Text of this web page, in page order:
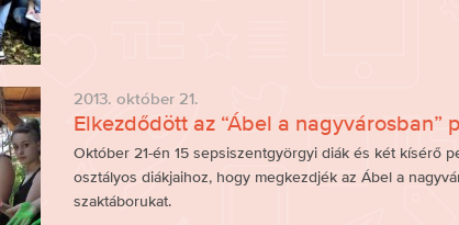
2013. október 21.
Elkezdődött az “Ábel a nagyvárosban”
Október 21-én 15 sepsiszentgyörgyi diák és két kísérő
osztályos diákjaihoz, hogy megkezdjék az Ábel a
szaktáborukat.